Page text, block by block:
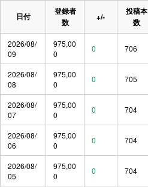
日付
登録者
数
+/-
投稿本
数
2026/08/
09
975,00
0
0 706
2026/08/
08
975,00
0
0 705
2026/08/
07
975,00
0
0 704
2026/08/
06
975,00
0
0 704
2026/08/
05
975,00
0
0 704